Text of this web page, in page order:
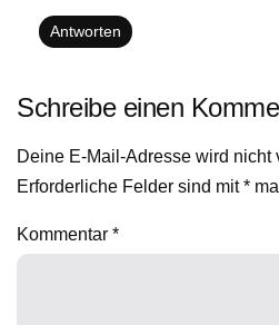
Antworten
Schreibe einen
Deine E-Mail-Adresse wird nicht
Erforderliche Felder sind mit*
Kommentar *